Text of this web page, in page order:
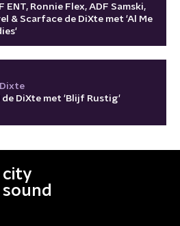
ENT, Ronnie Flex, ADF Samski,
& Scarface de DiXte met 'Al Me
de DiXte met 'Blijf Rustig'
city